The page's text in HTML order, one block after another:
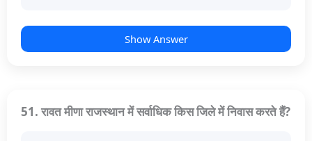
Show Answer
51. रावत मीणा राजस्थान में सर्वाधिक किस जिले में निवास करते हैं?